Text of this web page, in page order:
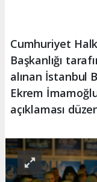
Cumhuriyet
Başkanlığı
alınan İstanbul
Ekrem
açıklaması